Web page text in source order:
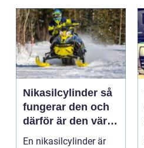
Nikasilcylinder så
fungerar den och
därför är den värd
att rädda
En nikasilcylinder är